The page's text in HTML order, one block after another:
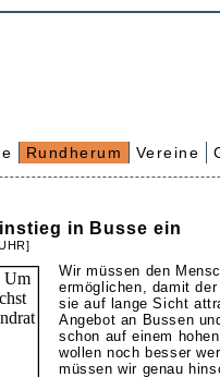
Rundherum Vereine
in Busse ein
Wir müssen den
ermöglichen, damit
sie auf lange Sicht
Angebot an Bussen
schon auf einem
wollen noch besser
müssen wir genau